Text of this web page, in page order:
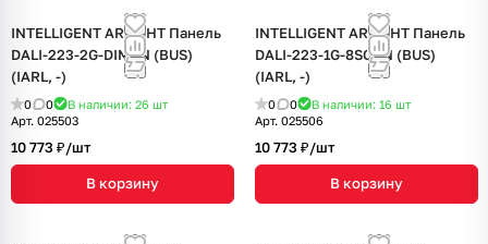
INTELLIGENT ARLIGHT Панель
DALI-223-2G-DIM-IN (BUS)
(IARL, -)
0 0 В наличии: 26 шт
Арт. 025503
10 773 ₽/шт
В корзину
INTELLIGENT ARLIGHT Панель
DALI-223-1G-8SC-IN (BUS)
(IARL, -)
0 0 В наличии: 16 шт
Арт. 025506
10 773 ₽/шт
В корзину